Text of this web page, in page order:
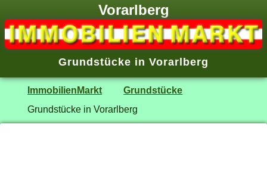
Vorarlberg
Grundstücke in Vorarlberg
ImmobilienMarkt
Grundstücke
Grundstücke in Vorarlberg